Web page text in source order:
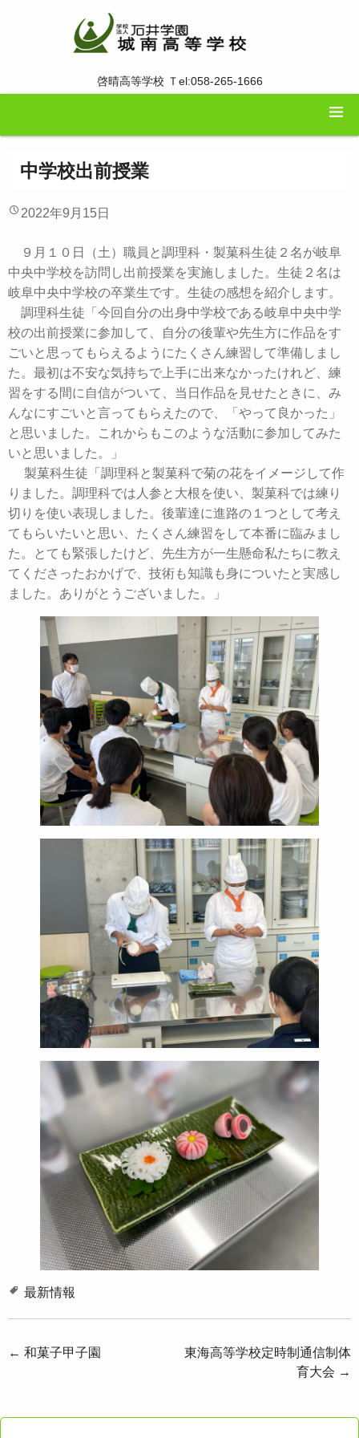
啓晴高等学校 Ｔel:058-265-1666
中学校出前授業
2022年9月15日
９月１０日（土）職員と調理科・製菓科生徒２名が岐阜
中央中学校を訪問し出前授業を実施しました。生徒２名は
岐阜中央中学校の卒業生です。生徒の感想を紹介します。
調理科生徒「今回自分の出身中学校である岐阜中央中学
校の出前授業に参加して、自分の後輩や先生方に作品をす
ごいと思ってもらえるようにたくさん練習して準備しまし
た。最初は不安な気持ちで上手に出来なかったけれど、練
習をする間に自信がついて、当日作品を見せたときに、み
んなにすごいと言ってもらえたので、「やって良かった」
と思いました。これからもこのような活動に参加してみた
いと思いました。」
製菓科生徒「調理科と製菓科で菊の花をイメージして作
りました。調理科では人参と大根を使い、製菓科では練り
切りを使い表現しました。後輩達に進路の１つとして考え
てもらいたいと思い、たくさん練習をして本番に臨みまし
た。とても緊張したけど、先生方が一生懸命私たちに教え
てくださったおかげで、技術も知識も身についたと実感し
ました。ありがとうございました。」
最新情報
投
← 和菓子甲子園
東海高等学校定時制通信制体
育大会 →